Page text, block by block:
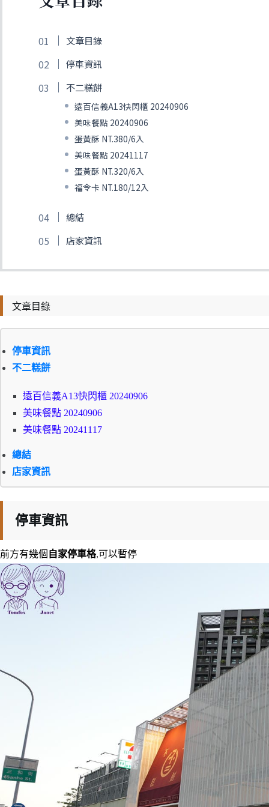
文章目錄
停車資訊
不二糕餅
遠百信義A13快閃櫃 20240906
美味餐點 20240906
蛋黃酥 NT.380/6入
美味餐點 20241117
蛋黃酥 NT.320/6入
福令卡 NT.180/12入
總結
店家資訊
文章目錄
停車資訊
不二糕餅
遠百信義A13快閃櫃 20240906
美味餐點 20240906
美味餐點 20241117
總結
店家資訊
停車資訊
前方有幾個 自家停車格,可以暫停